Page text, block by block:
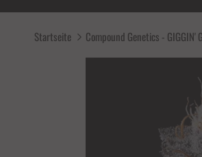
Startseite Compound Genetics - GIGGIN'